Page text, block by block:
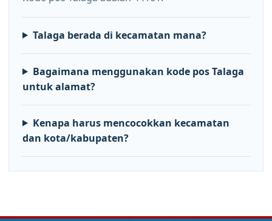
Talaga berada di kecamatan mana?
Bagaimana menggunakan kode pos Talaga
untuk alamat?
Kenapa harus mencocokkan kecamatan
dan kota/kabupaten?